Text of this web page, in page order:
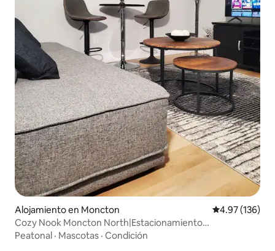
Alojamiento en Moncton Calificación
4.97 (136)
Cozy Nook Moncton North|Estacionamiento
gratuito|Registro de llegada autónomo
Peatonal · Mascotas · Condición